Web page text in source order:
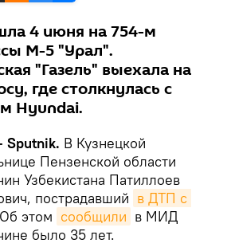
4 июня на 754-м
М-5 "Урал".
"Газель" выехала на
где столкнулась с
Hyundai.
В Кузнецкой
Пензенской области
Узбекистана Патиллоев
пострадавший в ДТП с
этом сообщили в МИД
было 35 лет.